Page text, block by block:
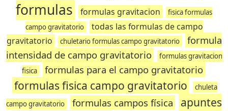
formulas
formulas gravitacion
fisica formulas
campo gravitatorio
todas las formulas de campo
gravitatorio
chuletario formulas campo gravitatorio
formula
intensidad de campo gravitatorio
formulas gravitacion
fisica
formulas para el campo gravitatorio
formulas fisica campo gravitatorio
chuleta
campo gravitatorio
formulas campos física
apuntes